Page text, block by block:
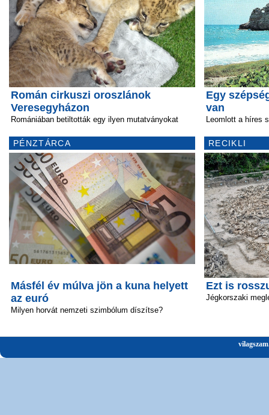
Román cirkuszi oroszlánok
Veresegyházon
Romániában betiltották egy ilyen mutatványokat
PÉNZTÁRCA
Másfél év múlva jön a kuna helyett
az euró
Milyen horvát nemzeti szimbólum díszítse?
Egy
van
Leomlott a híres
RECIKLI
Ezt is
Jégkorszaki